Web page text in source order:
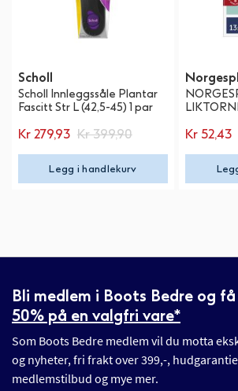
Scholl
Scholl Innleggssåle Plantar
Fascitt Str L (42,5-45) 1 par
Kr 279,93 Kr 399,90
Legg i handlekurv
Kr 52,43
Bli medlem i Boots Bedre og få
50% på en valgfri vare*
Som Boots Bedre medlem vil du motta
og nyheter, fri frakt over 399,-,
medlemstilbud og mye mer.